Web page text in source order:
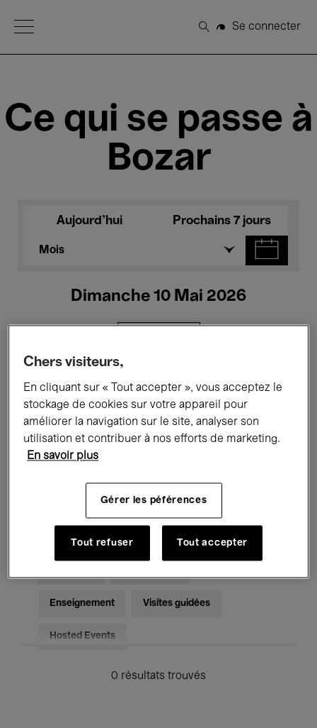
Open Menu
Rechercher
Se connecter
Ce qui se passe à
Bozar
Aujourd'hui Prochains 7 jours
Mois
Dimanche 10 Mai 2026
Tous les événements Concerts
Expositions Performances
Rencontres & Débats
Musique classique Global Music
Enseignement Visites guidées
Hosted Events
0 résultats trouvés
Chers visiteurs,
En cliquant sur « Tout accepter », vous acceptez le
stockage de cookies sur votre appareil pour
améliorer la navigation sur le site, analyser son
utilisation et contribuer à nos efforts de marketing.
En savoir plus
Gérer les péférences
Tout refuser Tout accepter